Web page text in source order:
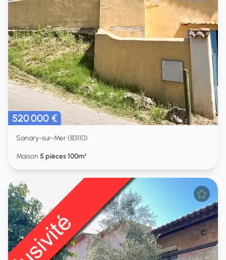
520 000 €
Sanary-sur-Mer (83110)
Maison 5 pièces 100m²